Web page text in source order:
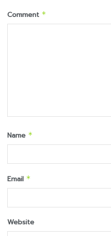
Comment *
Name *
Email *
Website